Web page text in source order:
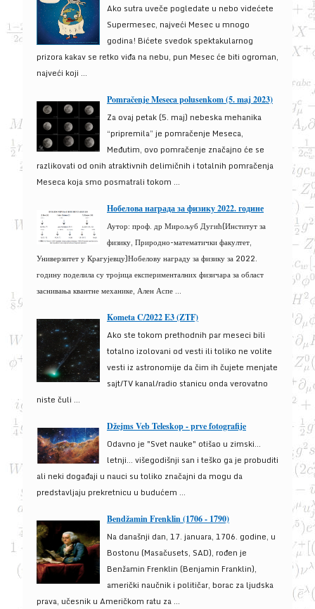
Ako sutra uveče pogledate u nebo videćete
Supermesec, najveći Mesec u mnogo
godina! Bićete svedok spektakularnog
prizora kakav se retko viđa na nebu, pun Mesec će biti ogroman,
najveći koji ...
Pomračenje Meseca polusenkom (5. maj 2023)
Za ovaj petak (5. maj) nebeska mehanika
“pripremila” je pomračenje Meseca,
Međutim, ovo pomračenje značajno će se
razlikovati od onih atraktivnih delimičnih i totalnih pomračenja
Meseca koja smo posmatrali tokom ...
Нобелова награда за физику 2022. године
Аутор: проф. др Мирољуб Дугић(Институт за
физику, Природно-математички факултет,
Универзитет у Крагујевцу)Нобелову награду за физику за 2022.
годину поделила су тројица експерименталних физичара за област
заснивања квантне механике, Ален Аспе ...
Kometa C/2022 E3 (ZTF)
Ako ste tokom prethodnih par meseci bili
totalno izolovani od vesti ili toliko ne volite
vesti iz astronomije da čim ih čujete menjate
sajt/TV kanal/radio stanicu onda verovatno
niste čuli ...
Džejms Veb Teleskop - prve fotografije
Odavno je "Svet nauke" otišao u zimski...
letnji... višegodišnji san i teško ga je probuditi
ali neki događaji u nauci su toliko značajni da mogu da
predstavljaju prekretnicu u budućem ...
Bendžamin Frenklin (1706 - 1790)
Na današnji dan, 17. januara, 1706. godine, u
Bostonu (Masačusets, SAD), rođen je
Benžamin Frenklin (Benjamin Franklin),
američki naučnik i političar, borac za ljudska
prava, učesnik u Američkom ratu za ...